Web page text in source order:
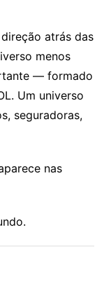
atrás das
menos
— formado
Um universo
seguradoras,
nas